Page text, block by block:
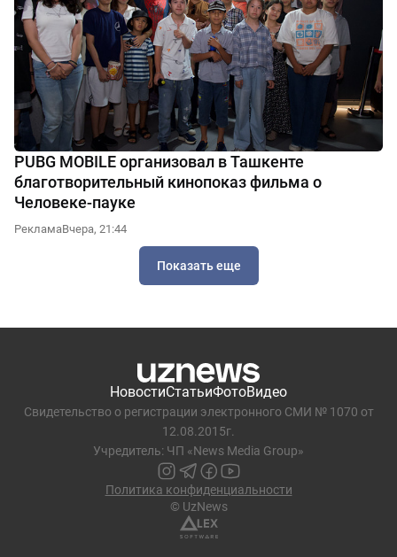
PUBG MOBILE организовал в Ташкенте
благотворительный кинопоказ фильма о
Человеке-пауке
РекламаВчера, 21:44
Показать еще
НовостиСтатьиФотоВидео
Свидетельство о регистрации электронного СМИ № 1070 от
12.08.2015г.
Учредитель: ЧП «News Media Group»
Политика конфиденциальности
© UzNews